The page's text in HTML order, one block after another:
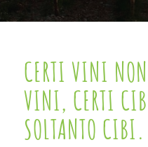
CERTI VINI
VINI, CERTI
SOLTANTO CIBI.